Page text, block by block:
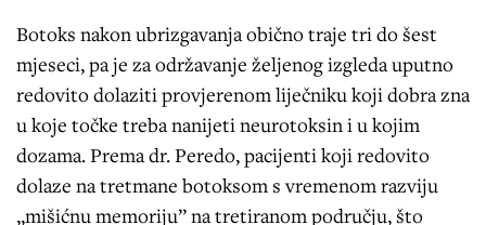
Botoks nakon ubrizgavanja obično traje tri do šest
mjeseci, pa je za održavanje željenog izgleda uputno
redovito dolaziti provjerenom liječniku koji dobra zna
u koje točke treba nanijeti neurotoksin i u kojim
dozama. Prema dr. Peredo, pacijenti koji redovito
dolaze na tretmane botoksom s vremenom razviju
„mišićnu memoriju” na tretiranom području, što